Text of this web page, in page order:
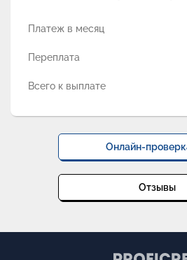
Платеж в месяц
Переплата
Всего к выплате
Онлайн-
Отзывы